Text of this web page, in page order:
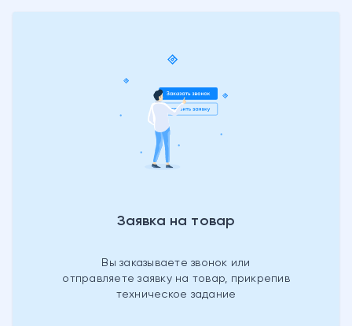
Заявка на товар
Вы заказываете звонок или
отправляете заявку на товар, прикрепив
техническое задание